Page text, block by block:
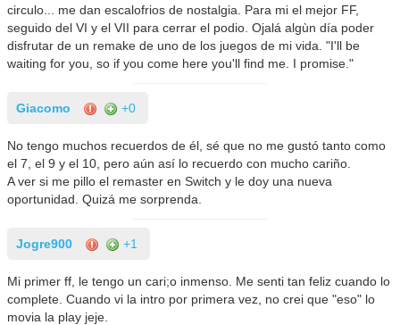
circulo... me dan escalofrios de nostalgia. Para mi el mejor FF,
seguido del VI y el VII para cerrar el podio. Ojalá algùn día poder
disfrutar de un remake de uno de los juegos de mi vida. "I'll be
waiting for you, so if you come here you'll find me. I promise."
Giacomo +0
No tengo muchos recuerdos de él, sé que no me gustó tanto como
el 7, el 9 y el 10, pero aún así lo recuerdo con mucho cariño.
A ver si me pillo el remaster en Switch y le doy una nueva
oportunidad. Quizá me sorprenda.
Jogre900 +1
Mi primer ff, le tengo un cari;o inmenso. Me senti tan feliz cuando lo
complete. Cuando vi la intro por primera vez, no crei que "eso" lo
movia la play jeje.